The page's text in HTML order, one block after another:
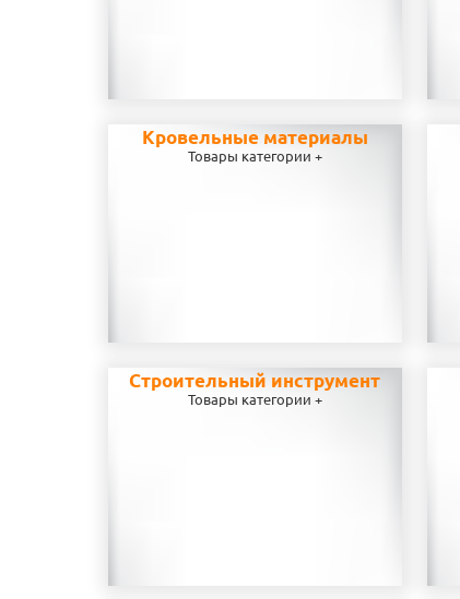
Кровельные материалы
Товары категории +
Строительный инструмент
Товары категории +